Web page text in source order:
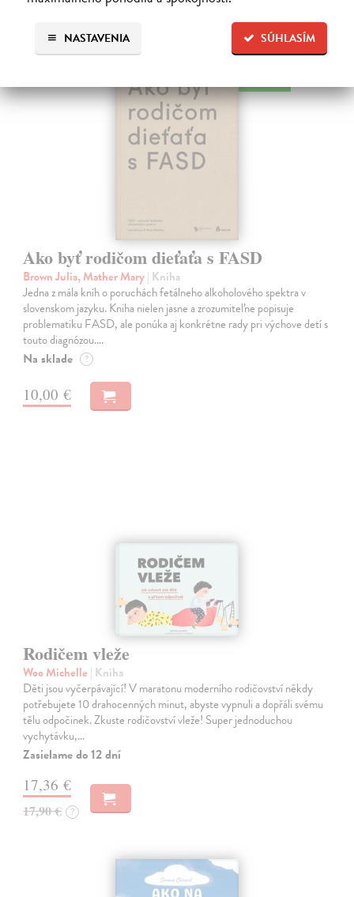
SÚHLASÍM
NASTAVENIA
Ďalšie z kategórie pedagogika
Ako byť rodičom dieťaťa s FASD
Brown Julia, Mather Mary| Kniha
Jedna z mála kníh o poruchách fetálneho alkoholového spektra v
slovenskom jazyku. Kniha nielen jasne a zrozumiteľne popisuje
problematiku FASD, ale ponúka aj konkrétne rady pri výchove detí s
touto diagnózou.…
Na sklade ?
10,00 €
Rodičem vleže
Woo Michelle | Kniha
Děti jsou vyčerpávající! V maratonu moderního rodičovství někdy
potřebujete 10 drahocenných minut, abyste vypnuli a dopřáli svému
tělu odpočinek. Zkuste rodičovství vleže! Super jednoduchou
vychytávku,…
Zasielame do 12 dní
17,36 €
17,90 € ?